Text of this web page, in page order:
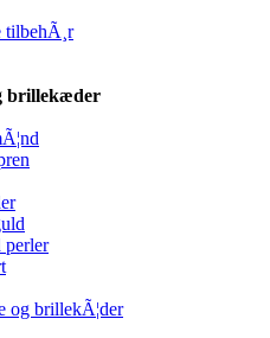
tilbehÃ¸r
brillekæder
perler
og brillekÃ¦der